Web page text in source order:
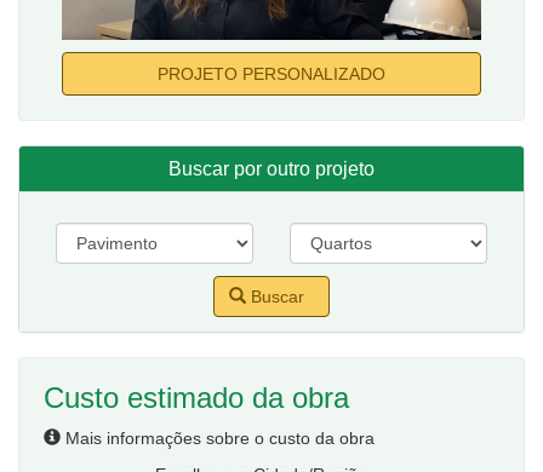
PROJETO PERSONALIZADO
Buscar por outro projeto
Buscar
Custo estimado da obra
Mais informações sobre o custo da obra